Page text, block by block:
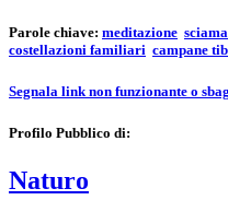
Parole chiave: meditazione
costellazioni familiari campane
Segnala link non funzionante o
Profilo Pubblico di:
Naturo